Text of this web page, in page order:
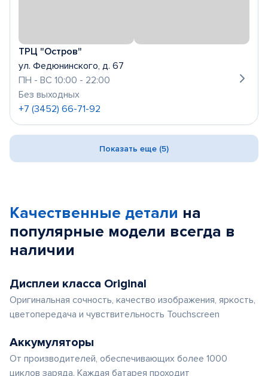
ТРЦ "Остров"
ул. Федюнинского, д. 67
ПН - ВС 10:00 - 22:00
Без выходных
+7 (3452) 66-71-92
Показать еще (5)
Качественные детали на
популярные модели всегда в
наличии
Дисплеи класса Original
Оригинальная сочность, качество изображения, яркость,
цветопередача и чувствительность Touchscreen
Аккумуляторы
От производителей, обеспечивающих более 1000
циклов заряда. Каждая батарея проходит